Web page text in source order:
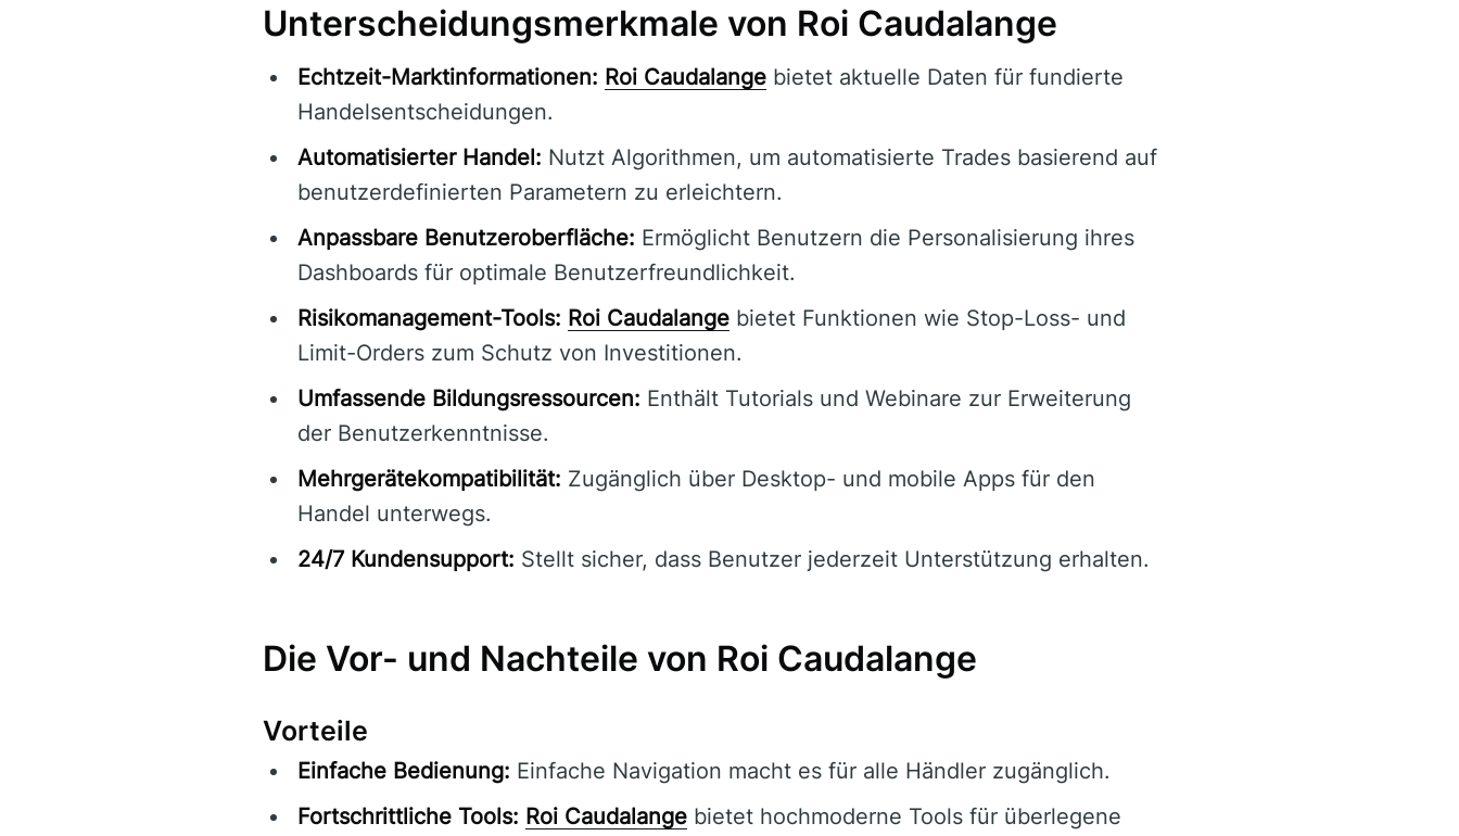
Unterscheidungsmerkmale von Roi Caudalange
Echtzeit-Marktinformationen: Roi Caudalange bietet aktuelle Daten für fundierte
Handelsentscheidungen.
Automatisierter Handel: Nutzt Algorithmen, um automatisierte Trades basierend auf
benutzerdefinierten Parametern zu erleichtern.
Anpassbare Benutzeroberfläche: Ermöglicht Benutzern die Personalisierung ihres
Dashboards für optimale Benutzerfreundlichkeit.
Risikomanagement-Tools: Roi Caudalange bietet Funktionen wie Stop-Loss- und
Limit-Orders zum Schutz von Investitionen.
Umfassende Bildungsressourcen: Enthält Tutorials und Webinare zur Erweiterung
der Benutzerkenntnisse.
Mehrgerätekompatibilität: Zugänglich über Desktop- und mobile Apps für den
Handel unterwegs.
24/7 Kundensupport: Stellt sicher, dass Benutzer jederzeit Unterstützung erhalten.
Die Vor- und Nachteile von Roi Caudalange
Vorteile
Einfache Bedienung: Einfache Navigation macht es für alle Händler zugänglich.
Fortschrittliche Tools: Roi Caudalange bietet hochmoderne Tools für überlegene